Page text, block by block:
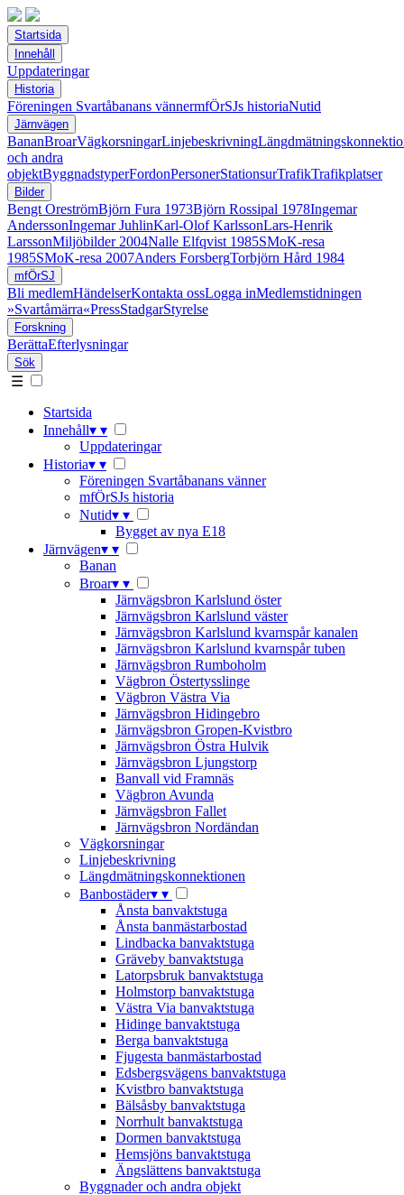
Startsida
Innehåll
Uppdateringar
Historia
Föreningen Svartåbanans vännermfÖrSJs historiaNutid
Järnvägen
BananBroarVägkorsningarLinjebeskrivning
och andra
objektByggnadstyperFordonPersonerStationsurTrafikTrafikplatser
Bilder
Bengt OreströmBjörn Fura 1973Björn Rossipal 1978Ingemar
AnderssonIngemar JuhlinKarl-Olof KarlssonLars-Henrik
LarssonMiljöbilder 2004Nalle Elfqvist 1985SMoK-resa
1985SMoK-resa 2007Anders ForsbergTorbjörn Hård 1984
mfÖrSJ
Bli medlemHändelserKontakta ossLogga inMedlemstidningen
»Svartåmärra«PressStadgarStyrelse
Forskning
BerättaEfterlysningar
Sök
☰
Startsida
Innehåll▾ ▾
Uppdateringar
Historia▾ ▾
Föreningen Svartåbanans vänner
mfÖrSJs historia
Nutid▾ ▾
Bygget av nya E18
Järnvägen▾ ▾
Banan
Broar▾ ▾
Järnvägsbron Karlslund öster
Järnvägsbron Karlslund väster
Järnvägsbron Karlslund kvarnspår kanalen
Järnvägsbron Karlslund kvarnspår tuben
Järnvägsbron Rumboholm
Vägbron Östertysslinge
Vägbron Västra Via
Järnvägsbron Hidingebro
Järnvägsbron Gropen-Kvistbro
Järnvägsbron Östra Hulvik
Järnvägsbron Ljungstorp
Banvall vid Framnäs
Vägbron Avunda
Järnvägsbron Fallet
Järnvägsbron Nordändan
Vägkorsningar
Linjebeskrivning
Längdmätningskonnektionen
Banbostäder▾ ▾
Ånsta banvaktstuga
Ånsta banmästarbostad
Lindbacka banvaktstuga
Gräveby banvaktstuga
Latorpsbruk banvaktstuga
Holmstorp banvaktstuga
Västra Via banvaktstuga
Hidinge banvaktstuga
Berga banvaktstuga
Fjugesta banmästarbostad
Edsbergsvägens banvaktstuga
Kvistbro banvaktstuga
Bälsåsby banvaktstuga
Norrhult banvaktstuga
Dormen banvaktstuga
Hemsjöns banvaktstuga
Ängslättens banvaktstuga
Byggnader och andra objekt